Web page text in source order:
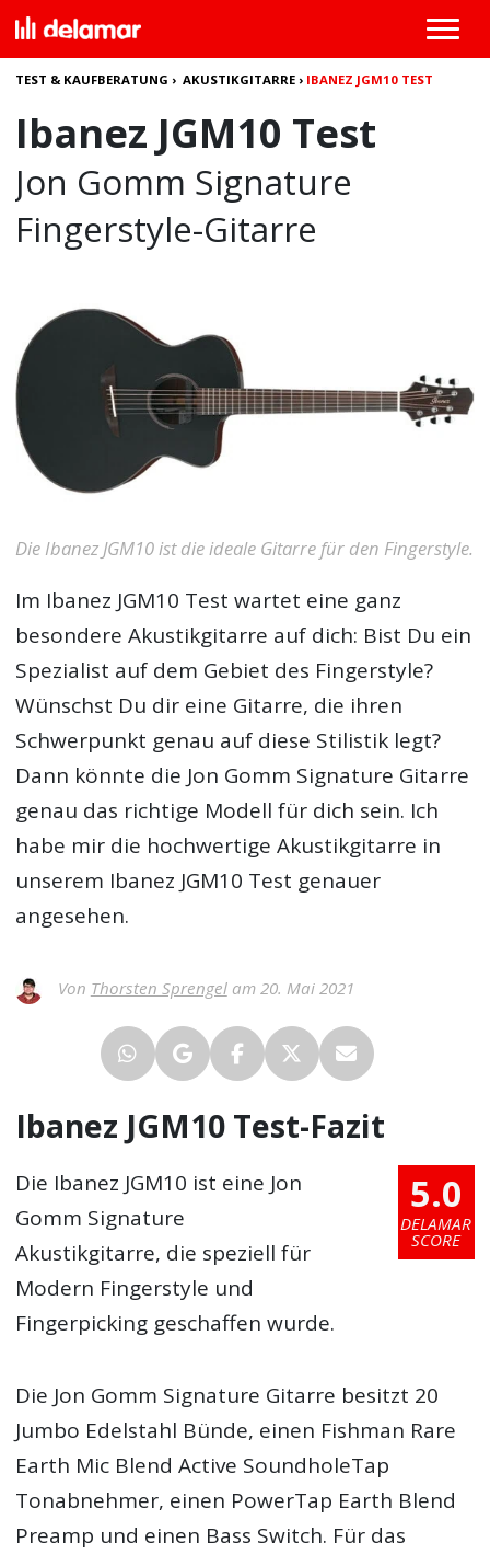
TEST & KAUFBERATUNG ›AKUSTIKGITARRE › IBANEZ JGM10 TEST
Ibanez JGM10 Test
Jon Gomm Signature
Fingerstyle-Gitarre
Die Ibanez JGM10 ist die ideale Gitarre für den Fingerstyle.
Im Ibanez JGM10 Test wartet eine ganz
besondere Akustikgitarre auf dich: Bist Du ein
Spezialist auf dem Gebiet des Fingerstyle?
Wünschst Du dir eine Gitarre, die ihren
Schwerpunkt genau auf diese Stilistik legt?
Dann könnte die Jon Gomm Signature Gitarre
genau das richtige Modell für dich sein. Ich
habe mir die hochwertige Akustikgitarre in
unserem Ibanez JGM10 Test genauer
angesehen.
Von Thorsten Sprengelam 20. Mai 2021
Ibanez JGM10 Test-Fazit
5.0
DELAMAR
SCORE
Die Ibanez JGM10 ist eine Jon
Gomm Signature
Akustikgitarre, die speziell für
Modern Fingerstyle und
Fingerpicking geschaffen wurde.
Die Jon Gomm Signature Gitarre besitzt 20
Jumbo Edelstahl Bünde, einen Fishman Rare
Earth Mic Blend Active SoundholeTap
Tonabnehmer, einen PowerTap Earth Blend
Preamp und einen Bass Switch. Für das